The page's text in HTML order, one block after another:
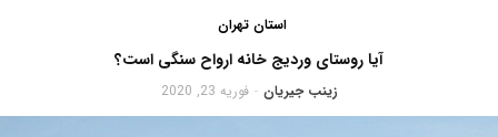
استان تهران
آیا روستای وردیج خانه ارواح سنگی است؟
زینب جیریان - فوریه 23, 2020